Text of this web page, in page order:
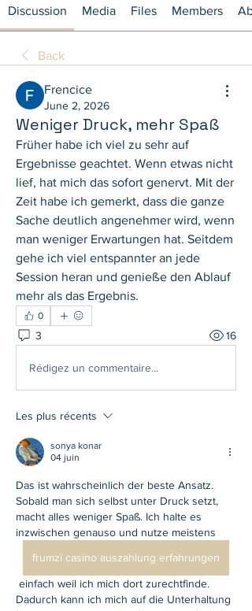
Discussion Media Files Members
Back
Frencice
June 2, 2026
Weniger Druck, mehr Spaß
Früher habe ich viel zu sehr auf
Ergebnisse geachtet. Wenn etwas nicht
lief, hat mich das sofort genervt. Mit der
Zeit habe ich gemerkt, dass die ganze
Sache deutlich angenehmer wird, wenn
man weniger Erwartungen hat. Seitdem
gehe ich viel entspannter an jede
Session heran und genieße den Ablauf
mehr als das Ergebnis.
0
3 16
Rédigez un commentaire...
Les plus récents
sonya konar
04 juin
Das ist wahrscheinlich der beste Ansatz.
Sobald man sich selbst unter Druck setzt,
macht alles weniger Spaß. Ich halte es
inzwischen genauso und nutze meistens
frumzi casino auszahlung erfahrungen
Dadurch kann ich mich auf die Unterhaltung